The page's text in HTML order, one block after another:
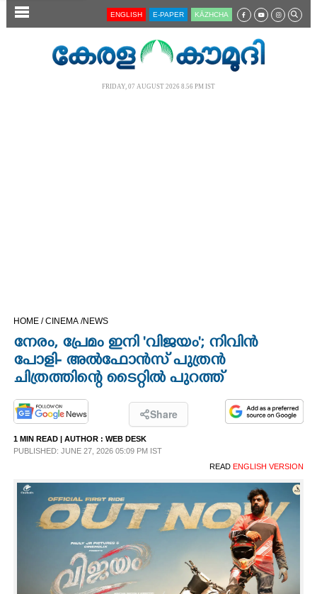
SECTIONS
OPINION
PHOTOS
LIFESTYLE
SPIRITUAL
ENGLISH E-PAPER KĀZHCHA
FRIDAY, 07 AUGUST 2026 8.56 PM IST
HOME /CINEMA /NEWS
നേരം, പ്രേമം ഇനി 'വിജയം'; നിവിൻ
പോളി- അൽഫോൻസ് പുത്രൻ
ചിത്രത്തിന്റെ ടൈറ്റിൽ പുറത്ത്
Share
1 MIN READ | AUTHOR : WEB DESK
PUBLISHED: JUNE 27, 2026 05:09 PM IST
READ ENGLISH VERSION